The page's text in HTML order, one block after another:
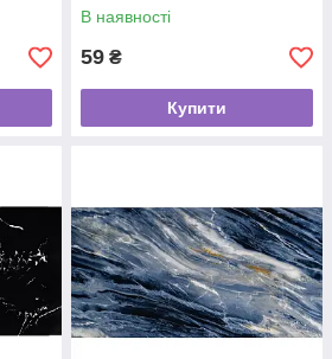
В наявності
59 ₴
Купити